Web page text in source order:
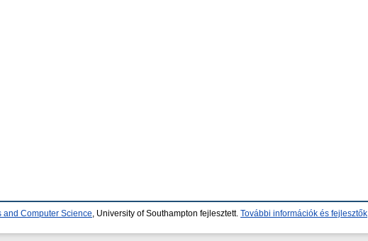
and Computer Science , University of Southampton fejlesztett. További információk és fejlesztők